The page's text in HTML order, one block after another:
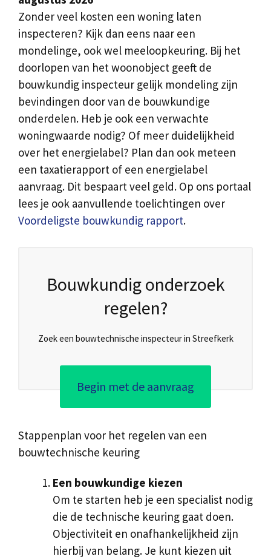
Zonder veel kosten een woning laten
inspecteren? Kijk dan eens naar een
mondelinge, ook wel meeloopkeuring. Bij het
doorlopen van het woonobject geeft de
bouwkundig inspecteur gelijk mondeling zijn
bevindingen door van de bouwkundige
onderdelen. Heb je ook een verwachte
woningwaarde nodig? Of meer duidelijkheid
over het energielabel? Plan dan ook meteen
een taxatierapport of een energielabel
aanvraag. Dit bespaart veel geld. Op ons portaal
lees je ook aanvullende toelichtingen over
Voordeligste bouwkundig rapport.
Bouwkundig onderzoek
regelen?
Zoek een bouwtechnische inspecteur in Streefkerk
Begin met de aanvraag
Stappenplan voor het regelen van een
bouwtechnische keuring
Een bouwkundige kiezen
Om te starten heb je een specialist nodig
die de technische keuring gaat doen.
Objectiviteit en onafhankelijkheid zijn
hierbij van belang. Je kunt kiezen uit